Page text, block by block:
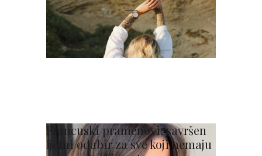
Francuski pramenovi: savršen
ljetni odabir za sve koji nemaju